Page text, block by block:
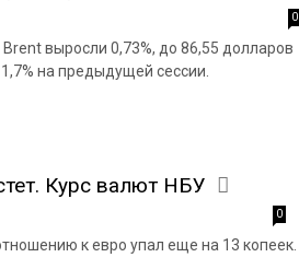
0
выросли 0,73%, до 86,55 долларов
на предыдущей сессии.
Курс валют НБУ
0
к евро упал еще на 13 копеек.